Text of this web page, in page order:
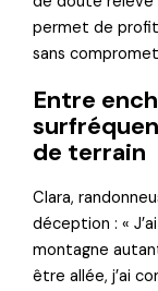
permet de
sans
Entre
de terrain
Clara,
déception : «
montagne
être allée, j’ai